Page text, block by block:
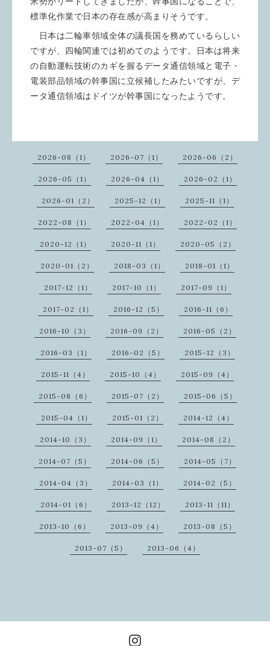
標準化作業で日本の存在感が高まりそうです。
日本は二輪車領域全体の議長国を務めているらしい
ですが、四輪関連では初めてのようです。日本は将来
の自動運転技術のカギを握るデータ通信領域と電子・
電装部品領域の幹事国に立候補したみたいですが、デ
ータ通信領域はドイツが幹事国になったようです。
2026-08（1） 2026-07（1） 2026-06（2）
2026-05（1） 2026-04（1） 2026-02（1）
2026-01（2） 2025-12（1） 2025-11（1）
2022-08（1） 2022-04（1） 2022-02（1）
2020-12（1） 2020-11（1） 2020-05（2）
2020-01（2） 2018-03（1） 2018-01（1）
2017-12（1） 2017-10（1） 2017-09（1）
2017-02（1） 2016-12（5） 2016-11（6）
2016-10（3） 2016-09（2） 2016-05（2）
2016-03（1） 2016-02（5） 2015-12（3）
2015-11（4） 2015-10（4） 2015-09（4）
2015-08（6） 2015-07（2） 2015-06（5）
2015-04（1） 2015-01（2） 2014-12（4）
2014-10（3） 2014-09（1） 2014-08（2）
2014-07（5） 2014-06（5） 2014-05（7）
2014-04（3） 2014-03（1） 2014-02（5）
2014-01（6） 2013-12（12） 2013-11（11）
2013-10（6） 2013-09（4） 2013-08（5）
2013-07（5） 2013-06（4）